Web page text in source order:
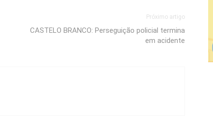
Próximo artigo
CASTELO BRANCO: Perseguição policial termina
em acidente